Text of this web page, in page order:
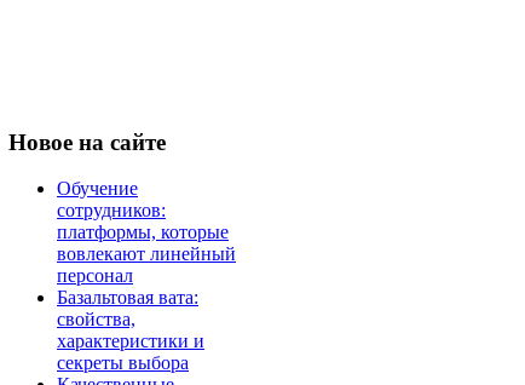
Новое на сайте
Обучение
сотрудников:
платформы, которые
вовлекают линейный
персонал
Базальтовая вата:
свойства,
характеристики и
секреты выбора